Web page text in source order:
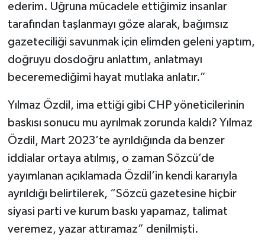
ederim. Uğruna mücadele ettiğimiz insanlar
tarafından taşlanmayı göze alarak, bağımsız
gazeteciliği savunmak için elimden geleni yaptım,
doğruyu dosdoğru anlattım, anlatmayı
beceremediğimi hayat mutlaka anlatır.”
Yılmaz Özdil, ima ettiği gibi CHP yöneticilerinin
baskısı sonucu mu ayrılmak zorunda kaldı? Yılmaz
Özdil, Mart 2023’te ayrıldığında da benzer
iddialar ortaya atılmış, o zaman Sözcü’de
yayımlanan açıklamada Özdil’in kendi kararıyla
ayrıldığı belirtilerek, “Sözcü gazetesine hiçbir
siyasi parti ve kurum baskı yapamaz, talimat
veremez, yazar attıramaz” denilmişti.